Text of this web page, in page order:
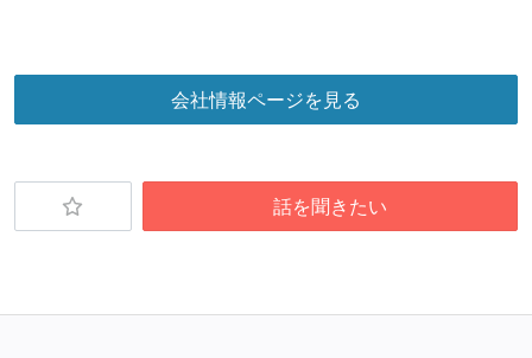
継続的なデプロイ（デリバリー）を行っている
ワークフローの整備
各メンバーが実装したコードのマージは Pull Request
ベースで行われる
会社情報ページを見る
話を聞きたい